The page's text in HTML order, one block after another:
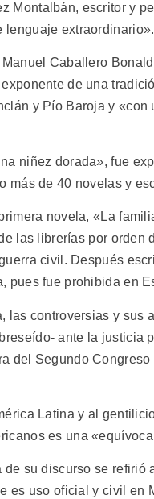
Montalbán, escritor y
lenguaje extraordinario».
Caballero
de una
y Pío Baroja y
niñez dorada», fue
más de 40 novelas y
novela, «La
las librerías por orden
civil. Después
pues fue prohibida en
las controversias y sus
ante la justicia
del Segundo
Latina y al
es una
su discurso se
es uso oficial y civil en